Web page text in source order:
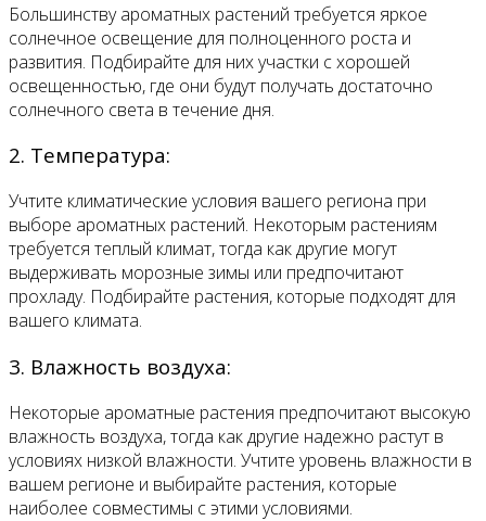
Большинству ароматных растений требуется яркое
солнечное освещение для полноценного роста и
развития. Подбирайте для них участки с хорошей
освещенностью, где они будут получать достаточно
солнечного света в течение дня.
2. Температура:
Учтите климатические условия вашего региона при
выборе ароматных растений. Некоторым растениям
требуется теплый климат, тогда как другие могут
выдерживать морозные зимы или предпочитают
прохладу. Подбирайте растения, которые подходят для
вашего климата.
3. Влажность воздуха:
Некоторые ароматные растения предпочитают высокую
влажность воздуха, тогда как другие надежно растут в
условиях низкой влажности. Учтите уровень влажности в
вашем регионе и выбирайте растения, которые
наиболее совместимы с этими условиями.